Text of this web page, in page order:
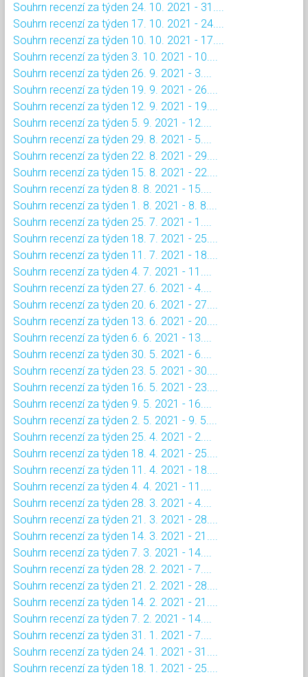
Souhrn recenzí za týden 24. 10. 2021 - 31....
Souhrn recenzí za týden 17. 10. 2021 - 24....
Souhrn recenzí za týden 10. 10. 2021 - 17....
Souhrn recenzí za týden 3. 10. 2021 - 10....
Souhrn recenzí za týden 26. 9. 2021 - 3....
Souhrn recenzí za týden 19. 9. 2021 - 26....
Souhrn recenzí za týden 12. 9. 2021 - 19....
Souhrn recenzí za týden 5. 9. 2021 - 12....
Souhrn recenzí za týden 29. 8. 2021 - 5....
Souhrn recenzí za týden 22. 8. 2021 - 29....
Souhrn recenzí za týden 15. 8. 2021 - 22....
Souhrn recenzí za týden 8. 8. 2021 - 15....
Souhrn recenzí za týden 1. 8. 2021 - 8. 8....
Souhrn recenzí za týden 25. 7. 2021 - 1....
Souhrn recenzí za týden 18. 7. 2021 - 25....
Souhrn recenzí za týden 11. 7. 2021 - 18....
Souhrn recenzí za týden 4. 7. 2021 - 11....
Souhrn recenzí za týden 27. 6. 2021 - 4....
Souhrn recenzí za týden 20. 6. 2021 - 27....
Souhrn recenzí za týden 13. 6. 2021 - 20....
Souhrn recenzí za týden 6. 6. 2021 - 13....
Souhrn recenzí za týden 30. 5. 2021 - 6....
Souhrn recenzí za týden 23. 5. 2021 - 30....
Souhrn recenzí za týden 16. 5. 2021 - 23....
Souhrn recenzí za týden 9. 5. 2021 - 16....
Souhrn recenzí za týden 2. 5. 2021 - 9. 5....
Souhrn recenzí za týden 25. 4. 2021 - 2....
Souhrn recenzí za týden 18. 4. 2021 - 25....
Souhrn recenzí za týden 11. 4. 2021 - 18....
Souhrn recenzí za týden 4. 4. 2021 - 11....
Souhrn recenzí za týden 28. 3. 2021 - 4....
Souhrn recenzí za týden 21. 3. 2021 - 28....
Souhrn recenzí za týden 14. 3. 2021 - 21....
Souhrn recenzí za týden 7. 3. 2021 - 14....
Souhrn recenzí za týden 28. 2. 2021 - 7....
Souhrn recenzí za týden 21. 2. 2021 - 28....
Souhrn recenzí za týden 14. 2. 2021 - 21....
Souhrn recenzí za týden 7. 2. 2021 - 14....
Souhrn recenzí za týden 31. 1. 2021 - 7....
Souhrn recenzí za týden 24. 1. 2021 - 31....
Souhrn recenzí za týden 18. 1. 2021 - 25....